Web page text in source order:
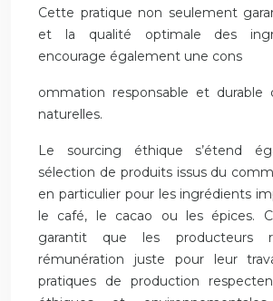
Cette pratique non seulement
et la qualité optimale des
encourage également une cons
ommation responsable et durable
naturelles.
Le sourcing éthique s’étend
sélection de produits issus du
en particulier pour les ingrédients
le café, le cacao ou les épices.
garantit que les producteurs
rémunération juste pour leur
pratiques de production